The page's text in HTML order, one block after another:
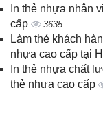
In thẻ nhựa nhân
cấp
3635
Làm thẻ khách
nhựa cao cấp tại
In thẻ nhựa chất
thẻ nhựa cao cấp